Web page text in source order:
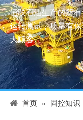
恒联石油生产的所
运转测试，质量有
大顾客。
首页 » 固控知识